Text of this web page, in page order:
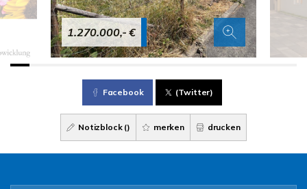
1.270.000,- €
Facebook (Twitter)
Notizblock () merken drucken